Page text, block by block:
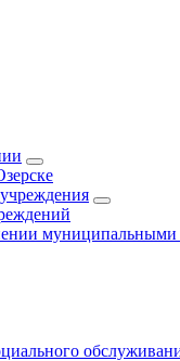
муниципальными